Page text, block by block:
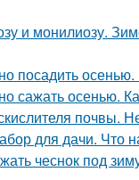
и монилиозу.
посадить
сажать осенью.
почвы.
для дачи. Что
чеснок под